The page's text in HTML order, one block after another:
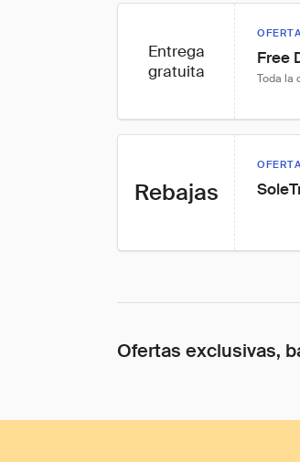
Entrega
gratuita
Free
Toda la
Rebajas
Ofertas exclusivas,